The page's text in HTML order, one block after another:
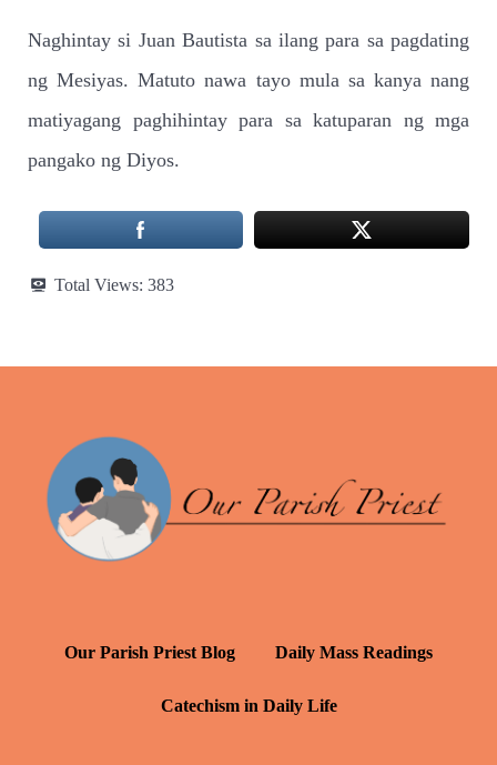
Naghintay si Juan Bautista sa ilang para sa pagdating
ng Mesiyas. Matuto nawa tayo mula sa kanya nang
matiyagang paghihintay para sa katuparan ng mga
pangako ng Diyos.
Total Views: 383
Our Parish Priest Blog Daily Mass Readings
Catechism in Daily Life